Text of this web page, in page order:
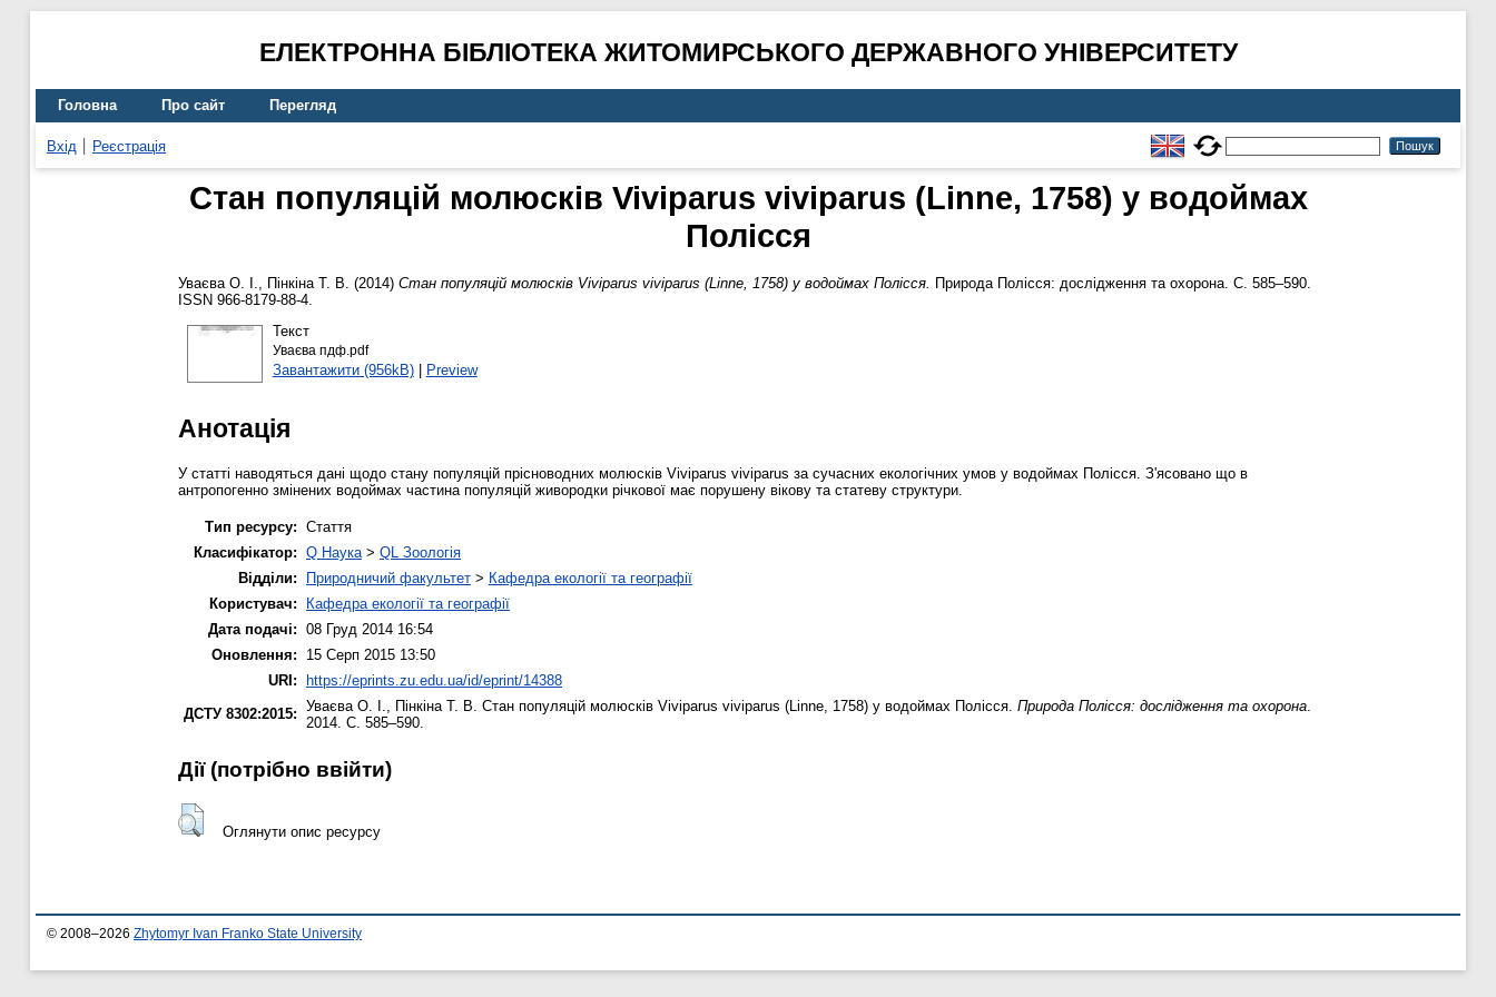
ЕЛЕКТРОННА БІБЛІОТЕКА ЖИТОМИРСЬКОГО ДЕРЖАВНОГО УНІВЕРСИТЕТУ
Головна Про сайт Перегляд
Вхід Реєстрація
Стан популяцій молюсків Viviparus viviparus (Linne, 1758) у водоймах
Полісся
Уваєва О. І., Пінкіна Т. В. (2014) Стан популяцій молюсків Viviparus viviparus (Linne, 1758) у водоймах Полісся. Природа Полісся: дослідження та охорона. С. 585–590.
ISSN 966-8179-88-4.
Текст
Уваєва пдф.pdf
Завантажити (956kB)| Preview
Анотація
У статті наводяться дані щодо стану популяцій прісноводних молюсків Viviparus viviparus за сучасних екологічних умов у водоймах Полісся. З'ясовано що в
антропогенно змінених водоймах частина популяцій живородки річкової має порушену вікову та статеву структури.
Тип ресурсу: Стаття
Класифікатор: Q Наука > QL Зоологія
Відділи:
Природничий факультет > Кафедра екології та географії
Користувач:
Кафедра екології та географії
Дата подачі: 08 Груд 2014 16:54
Оновлення:
15 Серп 2015 13:50
URI: https://eprints.zu.edu.ua/id/eprint/14388
ДСТУ 8302:2015: Уваєва О. І. Пінкіна Т. В. Стан популяцій молюсків Viviparus viviparus (Linne, 1758) у водоймах Полісся. Природа Полісся: дослідження та охорона
2014. С. 585–590.
Дії ​​(потрібно ввійти)
Оглянути опис ресурсу
© 2008–2026 Zhytomyr Ivan Franko State University